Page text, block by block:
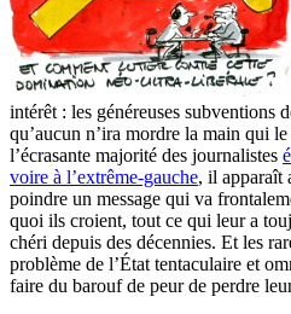
intérêt : les généreuses subventions
qu’aucun n’ira mordre la main qui
l’écrasante majorité des journalistes
voire à l’extrême-gauche, il apparaît
poindre un message qui va
quoi ils croient, tout ce qui leur a
chéri depuis des décennies. Et les
problème de l’État tentaculaire et
faire du barouf de peur de perdre